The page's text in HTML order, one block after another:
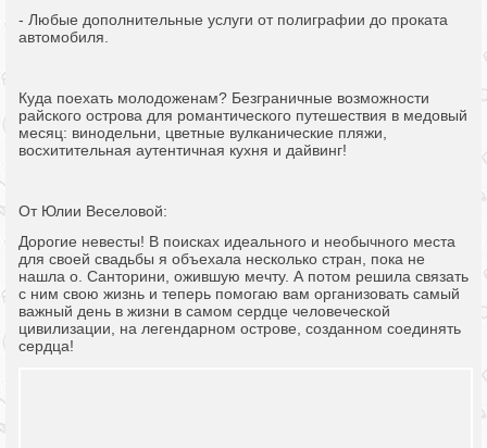
- Любые дополнительные услуги от полиграфии до проката
автомобиля.
Куда поехать молодоженам? Безграничные возможности
райского острова для романтического путешествия в медовый
месяц: винодельни, цветные вулканические пляжи,
восхитительная аутентичная кухня и дайвинг!
От Юлии Веселовой:
Дорогие невесты! В поисках идеального и необычного места
для своей свадьбы я объехала несколько стран, пока не
нашла о. Санторини, ожившую мечту. А потом решила связать
с ним свою жизнь и теперь помогаю вам организовать самый
важный день в жизни в самом сердце человеческой
цивилизации, на легендарном острове, созданном соединять
сердца!